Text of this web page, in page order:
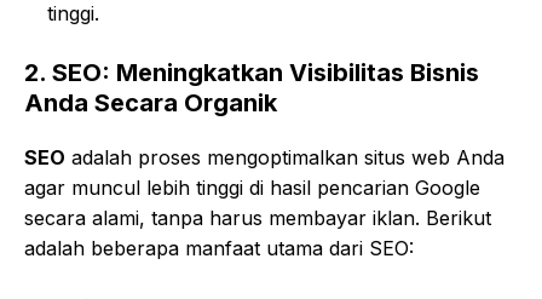
tinggi.
2. SEO: Meningkatkan Visibilitas Bisnis
Anda Secara Organik
SEO adalah proses mengoptimalkan situs web Anda
agar muncul lebih tinggi di hasil pencarian Google
secara alami, tanpa harus membayar iklan. Berikut
adalah beberapa manfaat utama dari SEO: